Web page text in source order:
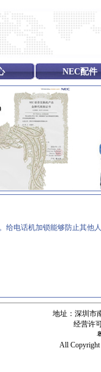
NEC配件
给电话机加锁能够防止其他
地址：深圳市
经营许
All